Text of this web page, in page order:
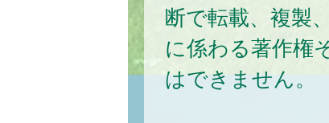
断で転載、複製
に係わる著作権
はできません。